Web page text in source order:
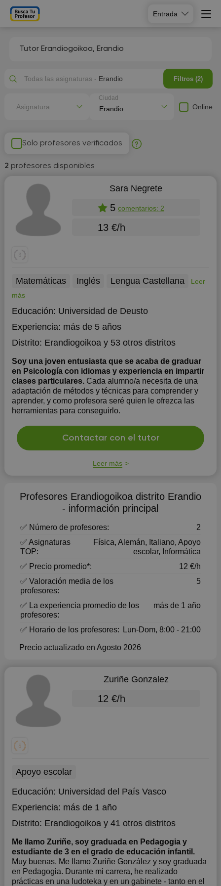
Entrada
Tutor Erandiogoikoa, Erandio
Solo profesores verificados
2 profesores disponibles
Sara Negrete
5 comentarios: 2
13 €/h
Matemáticas Inglés Lengua Castellana
Leer
más
Educación: Universidad de Deusto
Experiencia: más de 5 años
Distrito: Erandiogoikoay 53 otros distritos
Soy una joven entusiasta que se acaba de graduar
en Psicología con idiomas y experiencia en impartir
clases particulares. Cada alumno/a necesita de una
adaptación de métodos y técnicas para comprender y
aprender, y como profesora seré quien le ofrezca las
herramientas para conseguirlo.
Contactar con el tutor
Leer más
Profesores Erandiogoikoa distrito Erandio
- información principal
✅ Número de profesores:
2
✅ Asignaturas
TOP:
Física, Alemán, Italiano, Apoyo
escolar, Informática
✅ Precio promedio*:
12 €/h
✅ Valoración media de los
profesores:
5
✅ La experiencia promedio de los
profesores:
más de 1 año
✅ Horario de los profesores: Lun-Dom, 8:00 - 21:00
Precio actualizado en Agosto 2026
Zuriñe Gonzalez
12 €/h
Apoyo escolar
Educación: Universidad del País Vasco
Experiencia: más de 1 año
Distrito: Erandiogoikoay 41 otros distritos
Me llamo Zuriñe, soy graduada en Pedagogia y
estudiante de 3 en el grado de educación infantil.
Muy buenas, Me llamo Zuriñe González y soy graduada
en Pedagogia. Durante mi carrera, he realizado
prácticas en una ludoteka y en un gabinete - tanto en el
Todas las asignaturas - Erandio Filtros (2)
Asignatura
Ciudad
Online